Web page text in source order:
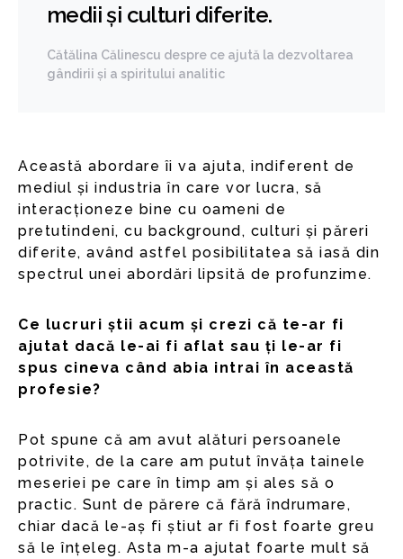
medii și culturi diferite.
Cătălina Călinescu despre ce ajută la dezvoltarea
gândirii și a spiritului analitic
Această abordare îi va ajuta, indiferent de
mediul și industria în care vor lucra, să
interacționeze bine cu oameni de
pretutindeni, cu background, culturi și păreri
diferite, având astfel posibilitatea să iasă din
spectrul unei abordări lipsită de profunzime.
Ce lucruri știi acum și crezi că te-ar fi
ajutat dacă le-ai fi aflat sau ți le-ar fi
spus cineva când abia intrai în această
profesie?
Pot spune că am avut alături persoanele
potrivite, de la care am putut învăța tainele
meseriei pe care în timp am și ales să o
practic. Sunt de părere că fără îndrumare,
chiar dacă le-aș fi știut ar fi fost foarte greu
să le înțeleg. Asta m-a ajutat foarte mult să